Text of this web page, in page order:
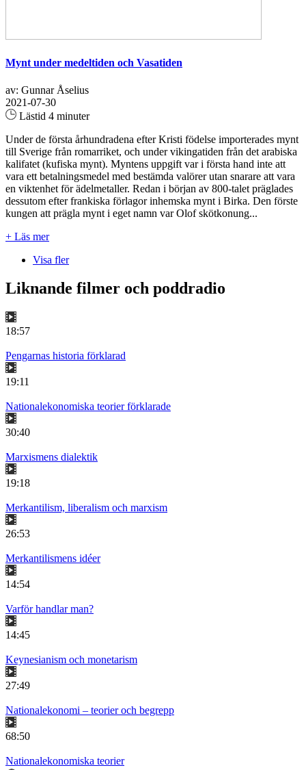
Mynt under medeltiden och Vasatiden
av: Gunnar Åselius
2021-07-30
Lästid 4 minuter
Under de första århundradena efter Kristi födelse importerades mynt
till Sverige från romarriket, och under vikingatiden från det arabiska
kalifatet (kufiska mynt). Myntens uppgift var i första hand inte att
vara ett betalningsmedel med bestämda valörer utan snarare att vara
en viktenhet för ädelmetaller. Redan i början av 800-talet präglades
dessutom efter frankiska förlagor inhemska mynt i Birka. Den förste
kungen att prägla mynt i eget namn var Olof skötkonung...
+ Läs mer
Visa fler
Liknande filmer och poddradio
18:57
Pengarnas historia förklarad
19:11
Nationalekonomiska teorier förklarade
30:40
Marxismens dialektik
19:18
Merkantilism, liberalism och marxism
26:53
Merkantilismens idéer
14:54
Varför handlar man?
14:45
Keynesianism och monetarism
27:49
Nationalekonomi – teorier och begrepp
68:50
Nationalekonomiska teorier